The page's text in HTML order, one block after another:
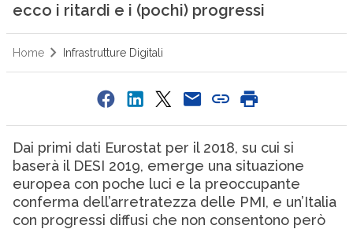
ecco i ritardi e i (pochi) progressi
Home Infrastrutture Digitali
Dai primi dati Eurostat per il 2018, su cui si
baserà il DESI 2019, emerge una situazione
europea con poche luci e la preoccupante
conferma dell’arretratezza delle PMI, e un’Italia
con progressi diffusi che non consentono però